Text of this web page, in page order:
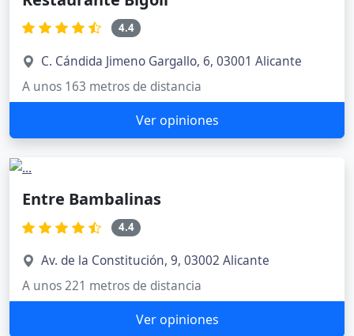
4.4
C. Cándida Jimeno Gargallo, 6, 03001 Alicante
A unos 163 metros de distancia
Ver opiniones
Entre Bambalinas
4.4
Av. de la Constitución, 9, 03002 Alicante
A unos 221 metros de distancia
Ver opiniones